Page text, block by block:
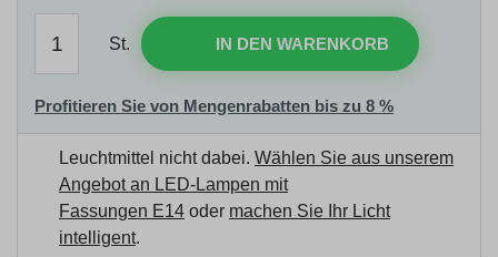
St. IN DEN WARENKORB
Profitieren Sie von Mengenrabatten bis zu 8 %
Leuchtmittel nicht dabei. Wählen Sie aus unserem
Angebot an LED-Lampen mit
Fassungen E14 oder machen Sie Ihr Licht
intelligent.